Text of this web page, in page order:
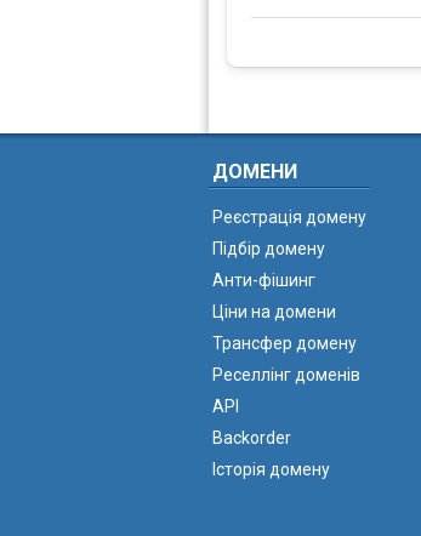
ДОМЕНИ
Реєстрація домену
Підбір домену
Анти-фішинг
Ціни на домени
Трансфер домену
Реселлінг доменів
API
Backorder
Історія домену